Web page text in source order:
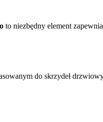
to niezbędny element
do skrzydeł